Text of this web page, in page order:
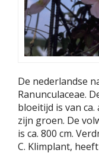
De nederlandse
Ranunculaceae.
bloeitijd is van
zijn groen. De
is ca. 800 cm.
C. Klimplant,